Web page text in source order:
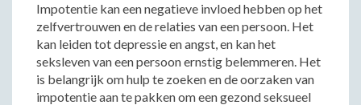
Impotentie kan een negatieve invloed hebben op het
zelfvertrouwen en de relaties van een persoon. Het
kan leiden tot depressie en angst, en kan het
seksleven van een persoon ernstig belemmeren. Het
is belangrijk om hulp te zoeken en de oorzaken van
impotentie aan te pakken om een gezond seksueel